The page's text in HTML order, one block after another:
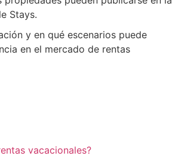
Stays.
y en qué escenarios puede
en el mercado de rentas
vacacionales?